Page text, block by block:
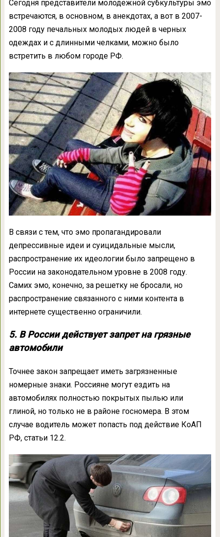
Сегодня представители молодежной субкультуры эмо
встречаются, в основном, в анекдотах, а вот в 2007-
2008 году печальных молодых людей в черных
одеждах и с длинными челками, можно было
встретить в любом городе РФ.
В связи с тем, что эмо пропагандировали
депрессивные идеи и суицидальные мысли,
распространение их идеологии было запрещено в
России на законодательном уровне в 2008 году.
Самих эмо, конечно, за решетку не бросали, но
распространение связанного с ними контента в
интернете существенно ограничили.
5. В России действует запрет на грязные
автомобили
Точнее закон запрещает иметь загрязненные
номерные знаки. Россияне могут ездить на
автомобилях полностью покрытых пылью или
глиной, но только не в районе госномера. В этом
случае водитель может попасть под действие КоАП
РФ, статьи 12.2.